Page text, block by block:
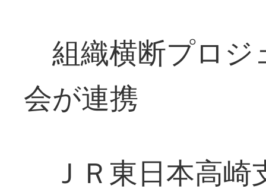
組織横断プロジ
会が連携
ＪＲ東日本高崎